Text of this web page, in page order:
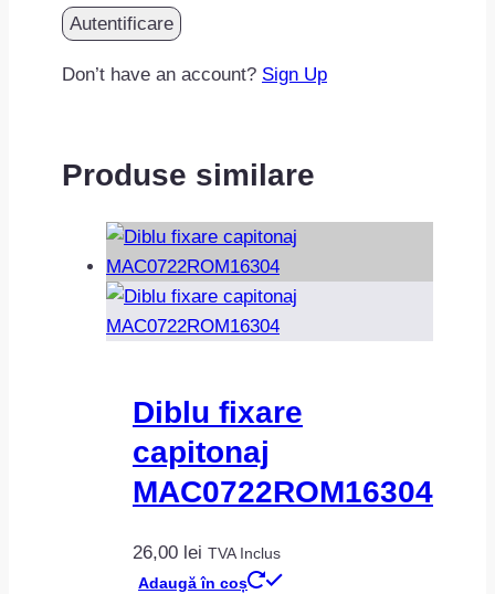
Don’t have an account? Sign Up
Produse similare
Diblu fixare
capitonaj
MAC0722ROM16304
26,00 lei TVA Inclus
Adaugă în coș